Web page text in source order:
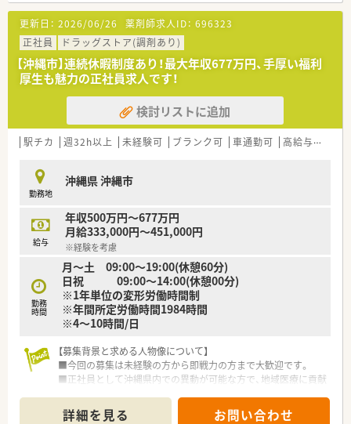
【募集背景と求める人物像について】
■今回の募集は未経験の方から即戦力の方まで大歓迎です。
■正社員として沖縄県内での異動が可能な方で、地域医療に貢献
したいという意欲的な方も大歓迎いたします。
■自宅から30km圏内に限定して勤務するエリア社員という働
き方も選ぶことができ、柔軟な働き方が可能です。
【法人特徴について】
■2018年にドラッグ1号店を開局し積極的な事業展開を進めて
います。
■女性活躍推進法に基づく最高ランクの「えるぼし」三ツ星を取
ているのも特徴です。
【求人情報について】
■正社員の給与モデルは年収500万円から677万円で、ご経験や
スキルを考慮したうえで決定されます。
■賞与は年2回（7月・12月）支給され、業績により業績賞与もござ
います。昇給も年1回ありますので、長期的に安心して働けま
す。
■管理薬剤師に昇格した場合は別途手当が支給されます。もち
安心ください。
更新日： 2026/06/26 薬剤師求人ID： 696323
正社員
ドラッグストア(調剤あり)
【沖縄市】連続休暇制度あり！最大年収677万円、手厚い福利
厚生も魅力の正社員求人です！
検討リストに追加
駅チカ 週32h以上 未経験可 ブランク可 車通勤可 高給与(600万円以上)
勤務地
沖縄県 沖縄市
給与
年収500万円～677万円
月給333,000円～451,000円
※経験を考慮
勤務
時間
月～土 09:00～19:00(休憩60分)
日祝 09:00～14:00(休憩00分)
※1年単位の変形労働時間制
※年間所定労働時間1984時間
※4～10時間/日
【募集背景と求める人物像について】
■今回の募集は未経験の方から即戦力の方まで大歓迎です。
■正社員として沖縄県内での異動が可能な方で、地域医療に貢献
■自宅から30km圏内に限定して勤務するエリア社員という働
詳細を見る お問い合わせ